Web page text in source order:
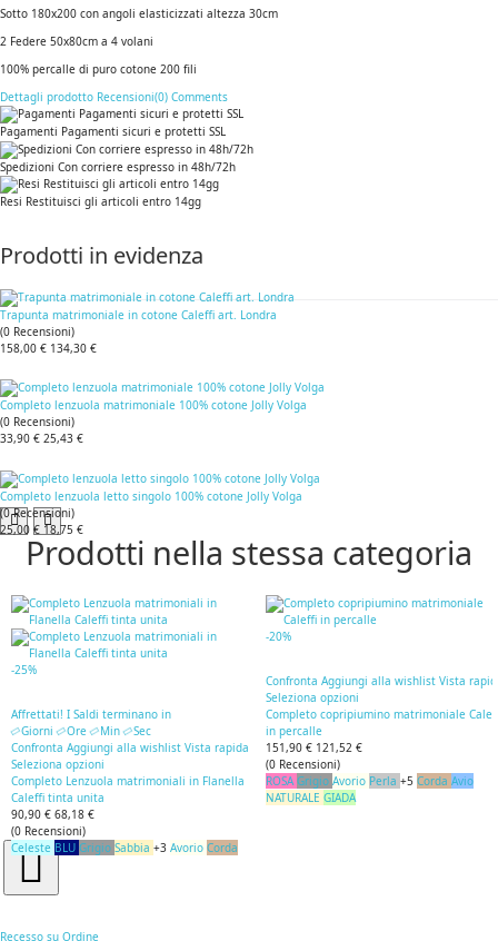
Sotto 180x200 con angoli elasticizzati altezza 30cm
2 Federe 50x80cm a 4 volani
100% percalle di puro cotone 200 fili
Dettagli prodotto Recensioni(0) Comments
Pagamenti Pagamenti sicuri e protetti SSL
Spedizioni Con corriere espresso in 48h/72h
Resi Restituisci gli articoli entro 14gg
Prodotti in evidenza
Trapunta matrimoniale in cotone Caleffi art. Londra
(0 Recensioni)
158,00 € 134,30 €
Completo lenzuola matrimoniale 100% cotone Jolly Volga
(0 Recensioni)
33,90 € 25,43 €
Completo lenzuola letto singolo 100% cotone Jolly Volga
(0Recensioni)
25,00 € 18,75 €
Prodotti nella stessa categoria
-25%
Affrettati! I Saldi terminano in
Giorni
Ore Min
Sec
Confronta Aggiungi alla wishlist Vista rapida
Seleziona opzioni
Completo Lenzuola matrimoniali in Flanella
Caleffi tinta unita
90,90 € 68,18 €
(0 Recensioni)
Celeste BLU Grigio Sabbia +3 Avorio Corda
-20%
Confronta Aggiungi alla wishlist Vista
Seleziona opzioni
Completo copripiumino matrimoniale
in percalle
151,90 € 121,52 €
(0 Recensioni)
ROSA Grigio Avorio Perla +5 Corda Avio
NATURALE GIADA
Recesso su Ordine